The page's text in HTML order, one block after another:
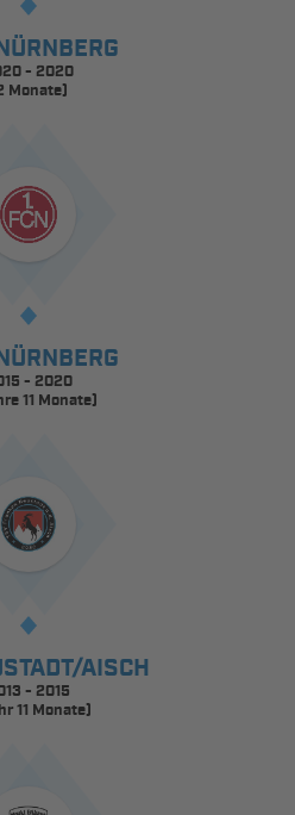
- 2020
Monate)
- 2020
11 Monate)
AISCH
- 2015
11 Monate)